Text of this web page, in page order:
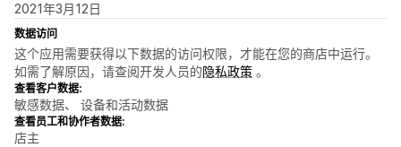
2021年3月12日
数据访问
这个应用需要获得以下数据的访问权限，才能在您的商店中运行。
如需了解原因，请查阅开发人员的隐私政策 。
查看客户数据:
敏感数据、 设备和活动数据
查看员工和协作者数据:
店主